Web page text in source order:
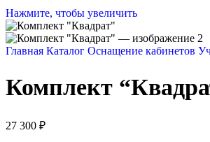
Нажмите, чтобы увеличить
Главная Каталог Оснащение кабинетов
Комплект
27 300 ₽